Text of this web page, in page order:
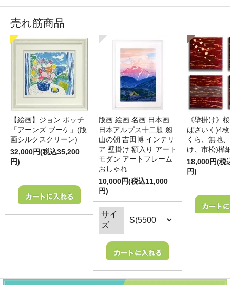
売れ筋商品
【絵画】ジョン ボッチ
「アーンズ ブーケ」(版
画シルクスクリーン)
32,000円(税込35,200
円)
版画 絵画 名画 日本画
日本アルプス十二題 劔
山の朝 吉田博 インテリ
ア 壁掛け 額入り アート
モダン アートフレーム
おしゃれ
10,000円(税込11,000
円)
サイ
ズ
《壁掛け》
ばざいく)4
くら、無地
け、市松)樺
18,000円(税
円)